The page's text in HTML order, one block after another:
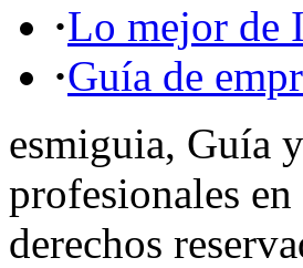
·Lo mejor de
·Guía de
esmiguia, Guía
profesionales
derechos